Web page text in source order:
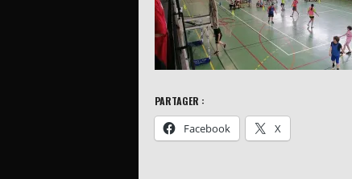
PARTAGER :
Facebook X